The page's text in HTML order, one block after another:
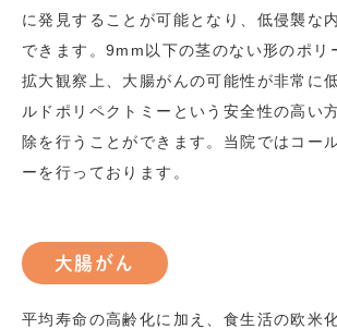
に発見することが可能となり、低侵襲な
できます。9mm以下の茎のない形のポリ
拡大観察上、大腸がんの可能性が非常に
ルドポリペクトミーという安全性の高い
除を行うことができます。当院ではコー
ーを行っております。
大腸がん
平均寿命の高齢化に加え、食生活の欧米